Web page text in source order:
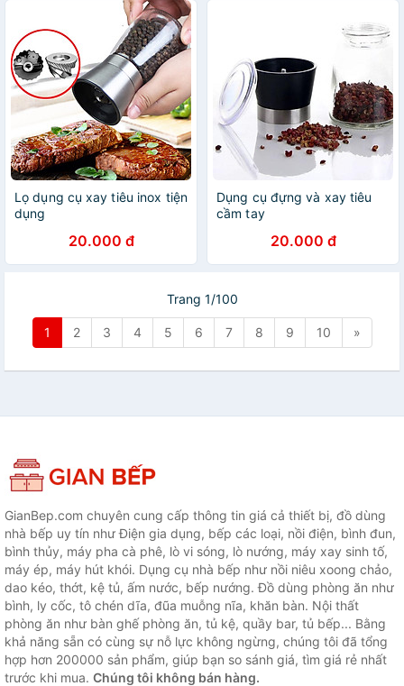
Lọ dụng cụ xay tiêu inox tiện
dụng
20.000 đ
Dụng cụ đựng và xay tiêu
cầm tay
20.000 đ
Trang 1/100
1 2 3 4 5 6 7 8 9 10 »
GianBep.com chuyên cung cấp thông tin giá cả thiết bị, đồ dùng
nhà bếp uy tín như Điện gia dụng, bếp các loại, nồi điện, bình đun,
bình thủy, máy pha cà phê, lò vi sóng, lò nướng, máy xay sinh tố,
máy ép, máy hút khói. Dụng cụ nhà bếp như nồi niêu xoong chảo,
dao kéo, thớt, kệ tủ, ấm nước, bếp nướng. Đồ dùng phòng ăn như
bình, ly cốc, tô chén dĩa, đũa muỗng nĩa, khăn bàn. Nội thất
phòng ăn như bàn ghế phòng ăn, tủ kệ, quầy bar, tủ bếp... Bằng
khả năng sẵn có cùng sự nỗ lực không ngừng, chúng tôi đã tổng
hợp hơn 200000 sản phẩm, giúp bạn so sánh giá, tìm giá rẻ nhất
trước khi mua. Chúng tôi không bán hàng.